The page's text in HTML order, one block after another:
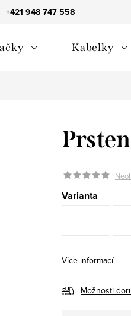
+421 948 747 558
obchodní podmínky
Kabelky
Varianta
Více informací
Možnosti